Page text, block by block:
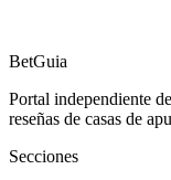
BetGuia
Portal independiente
reseñas de casas de
Secciones